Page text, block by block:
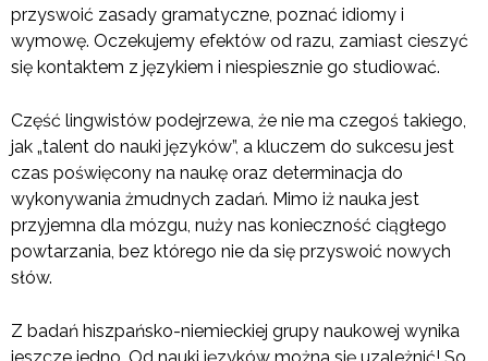
przyswoić zasady gramatyczne, poznać idiomy i
wymowę. Oczekujemy efektów od razu, zamiast cieszyć
się kontaktem z językiem i niespiesznie go studiować.
Część lingwistów podejrzewa, że nie ma czegoś takiego,
jak „talent do nauki języków”, a kluczem do sukcesu jest
czas poświęcony na naukę oraz determinacja do
wykonywania żmudnych zadań. Mimo iż nauka jest
przyjemna dla mózgu, nuży nas konieczność ciągłego
powtarzania, bez którego nie da się przyswoić nowych
słów.
Z badań hiszpańsko-niemieckiej grupy naukowej wynika